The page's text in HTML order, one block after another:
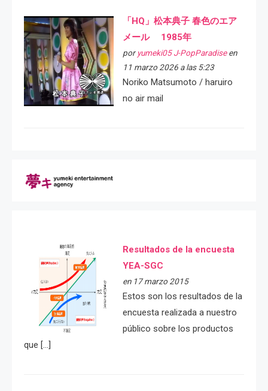
「HQ」松本典子 春色のエア
メール 1985年
por yumeki05 J-PopParadiseen
11 marzo 2026 a las 5:23
Noriko Matsumoto / haruiro
no air mail
Resultados de la encuesta
YEA-SGC
en 17 marzo 2015
Estos son los resultados de la
encuesta realizada a nuestro
público sobre los productos
que […]